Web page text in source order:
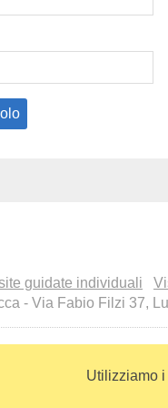
Utilizziamo
guidate individuali
- Via Fabio Filzi 37,